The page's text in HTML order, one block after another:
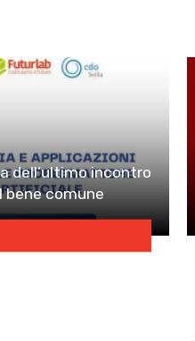
dell’ultimo incontro
bene comune